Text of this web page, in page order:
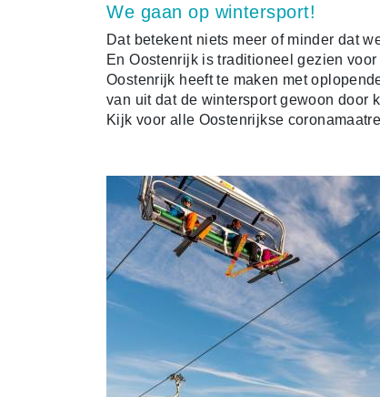
We gaan op wintersport!
Dat betekent niets meer of minder dat
En Oostenrijk is traditioneel gezien
Oostenrijk heeft te maken met
van uit dat de wintersport gewoon door
Kijk voor alle Oostenrijkse